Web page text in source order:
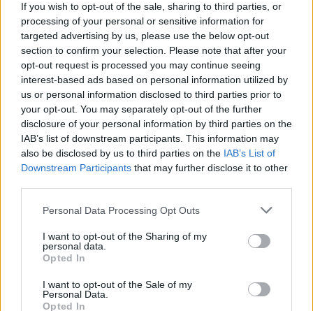
If you wish to opt-out of the sale, sharing to third parties, or
processing of your personal or sensitive information for
targeted advertising by us, please use the below opt-out
section to confirm your selection. Please note that after your
opt-out request is processed you may continue seeing
interest-based ads based on personal information utilized by
us or personal information disclosed to third parties prior to
your opt-out. You may separately opt-out of the further
disclosure of your personal information by third parties on the
IAB’s list of downstream participants. This information may
also be disclosed by us to third parties on the IAB’s List of
Downstream Participants that may further disclose it to other
Personal Data Processing Opt Outs
I want to opt-out of the Sharing of my
personal data.
Opted In
I want to opt-out of the Sale of my
Personal Data.
Opted In
Lifestyle Ruoka
15.7.2021, 22:20
Vihdoinkin! Wienertaikinaa
saa pian pakastealtaasta
Wienerit ovat herkullisia leivonnaisia, joihin
voi panna perinteisten mansikoiden lisäksi